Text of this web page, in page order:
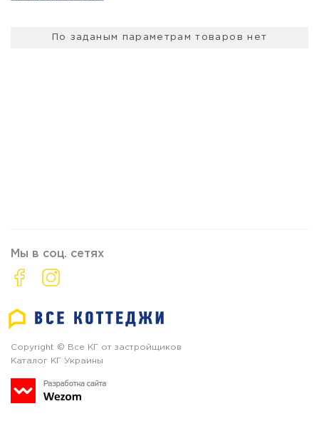
По заданым параметрам товаров нет
Мы в соц. сетях
Copyright © Все КГ от застройщиков
Каталог КГ Украины